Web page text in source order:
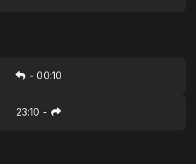
-00:10
23:10 -